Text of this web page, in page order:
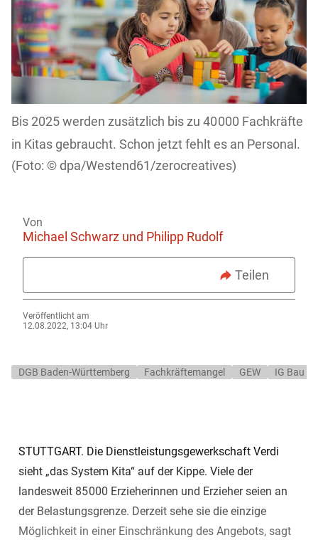
Bis 2025 werden zusätzlich bis zu 40 000 Fachkräfte
in Kitas gebraucht. Schon jetzt fehlt es an Personal.
dpa/Westend61/zerocreatives)
Von
Michael Schwarz und Philipp Rudolf
Teilen
Veröffentlicht am
12.08.2022, 13:04 Uhr
DGB Baden-Württemberg Fachkräftemangel GEW IG Bau
STUTTGART. Die Dienstleistungsgewerkschaft Verdi
sieht „das System Kita“ auf der Kippe. Viele der
landesweit 85 000 Erzieherinnen und Erzieher seien an
der Belastungsgrenze. Derzeit sehe sie die einzige
Möglichkeit in einer Einschränkung des Angebots, sagt